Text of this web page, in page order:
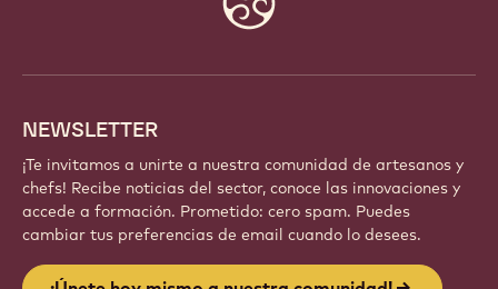
NEWSLETTER
¡Te invitamos a unirte a nuestra comunidad de artesanos y
chefs! Recibe noticias del sector, conoce las innovaciones y
accede a formación. Prometido: cero spam. Puedes
cambiar tus preferencias de email cuando lo desees.